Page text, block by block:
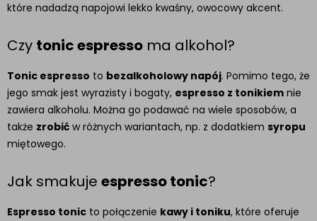
które nadadzą napojowi lekko kwaśny, owocowy akcent.
Czy tonic espresso ma alkohol?
Tonic espresso to bezalkoholowy napój. Pomimo tego, że
jego smak jest wyrazisty i bogaty, espresso z tonikiem nie
zawiera alkoholu. Można go podawać na wiele sposobów, a
także zrobić w różnych wariantach, np. z dodatkiem syropu
miętowego.
Jak smakuje espresso tonic?
Espresso tonic to połączenie kawy i toniku, które oferuje